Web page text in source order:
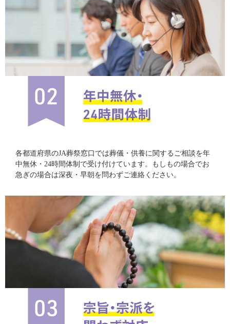
各都道府県のJA葬祭窓口では葬儀・供養に関するご相談を年
中無休・24時間体制で受け付けています。もしもの場合でお
急ぎの場合は深夜・早朝を問わずご連絡ください。